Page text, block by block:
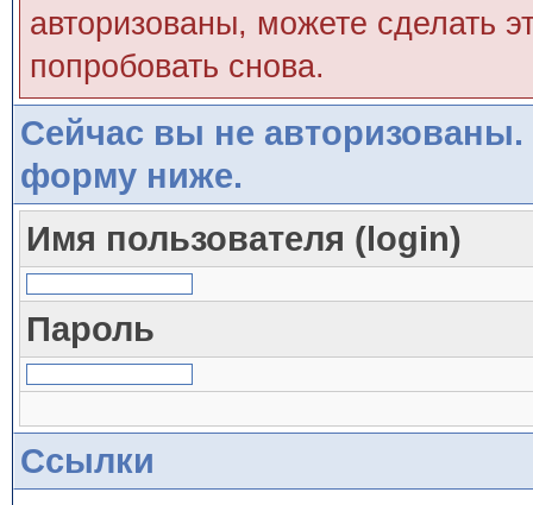
авторизованы, можете сделать
попробовать снова.
Сейчас вы не авторизованы.
форму ниже.
Имя пользователя (login)
Пароль
Ссылки